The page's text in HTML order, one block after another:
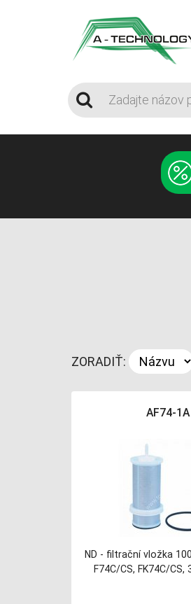
ZORADIŤ:
AF74-1A
ND - filtrační vložka
F74C/CS, FK74C/